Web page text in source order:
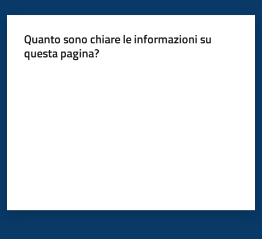
Quanto sono chiare le informazioni su
questa pagina?